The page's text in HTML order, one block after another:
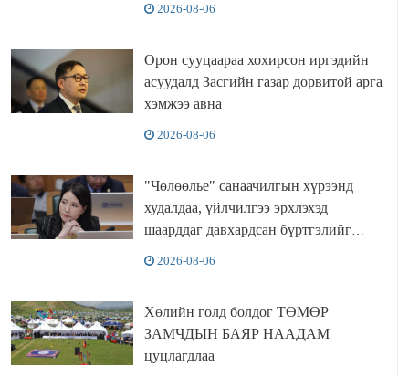
2026-08-06
Орон сууцаараа хохирсон иргэдийн
асуудалд Засгийн газар дорвитой арга
хэмжээ авна
2026-08-06
"Чөлөөлье" санаачилгын хүрээнд
худалдаа, үйлчилгээ эрхлэхэд
шаарддаг давхардсан бүртгэлийг
2026-08-06
Хөлийн голд болдог ТӨМӨР
ЗАМЧДЫН БАЯР НААДАМ
цуцлагдлаа